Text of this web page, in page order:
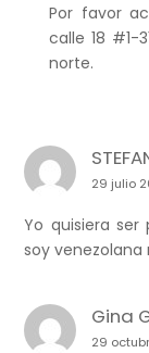
Por favor
calle 18 #1-
norte.
29 julio
Yo quisiera
soy
Gina
29